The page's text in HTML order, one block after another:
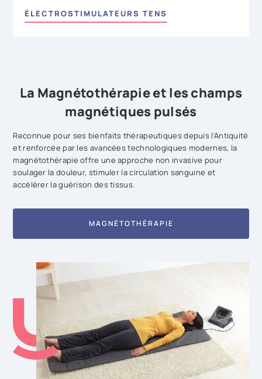
ÉLECTROSTIMULATEURS TENS
La Magnétothérapie et les champs
magnétiques pulsés
Reconnue pour ses bienfaits thérapeutiques depuis l'Antiquité
et renforcée par les avancées technologiques modernes, la
magnétothérapie offre une approche non invasive pour
soulager la douleur, stimuler la circulation sanguine et
accélérer la guérison des tissus.
MAGNÉTOTHÉRAPIE